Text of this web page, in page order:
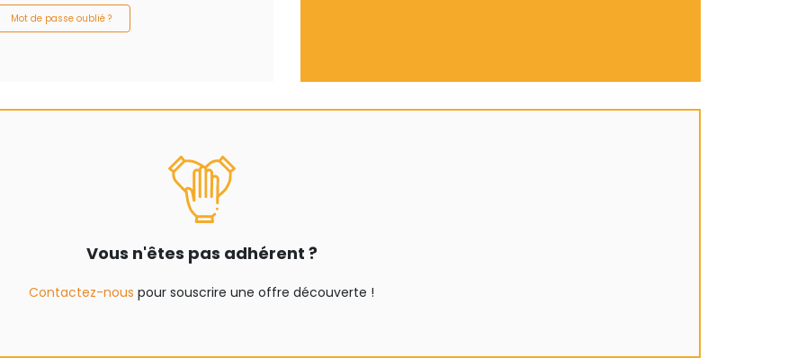
Mot de passe oublié ?
Vous n'êtes pas adhérent ?
Contactez-nous pour souscrire une offre découverte !